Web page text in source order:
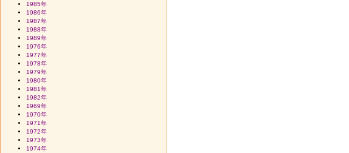
1985年
1986年
1987年
1988年
1989年
1976年
1977年
1978年
1979年
1980年
1981年
1982年
1969年
1970年
1971年
1972年
1973年
1974年